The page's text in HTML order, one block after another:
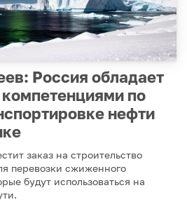
Россия обладает
по
нефти
заказ на строительство
перевозки сжиженного
будут использоваться на